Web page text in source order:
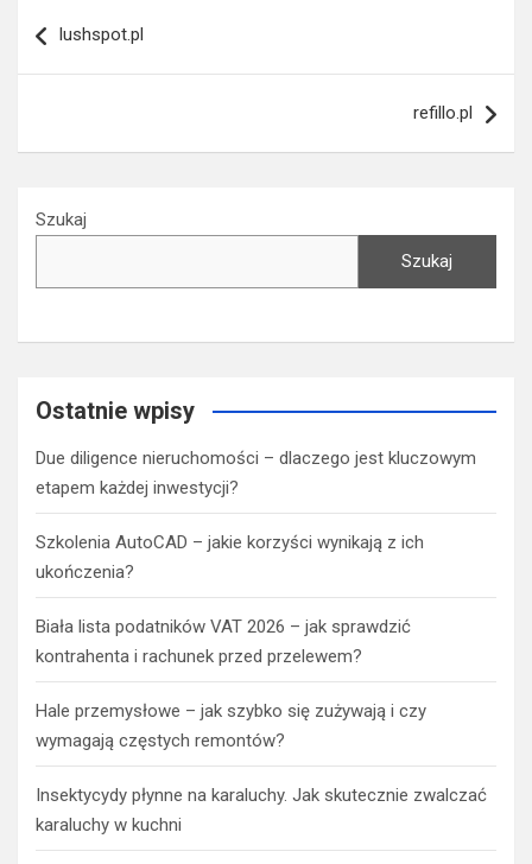
wpisu
lushspot.pl
refillo.pl
Szukaj
Szukaj
Ostatnie wpisy
Due diligence nieruchomości – dlaczego jest kluczowym
etapem każdej inwestycji?
Szkolenia AutoCAD – jakie korzyści wynikają z ich
ukończenia?
Biała lista podatników VAT 2026 – jak sprawdzić
kontrahenta i rachunek przed przelewem?
Hale przemysłowe – jak szybko się zużywają i czy
wymagają częstych remontów?
Insektycydy płynne na karaluchy. Jak skutecznie zwalczać
karaluchy w kuchni